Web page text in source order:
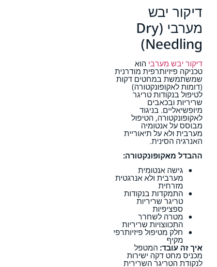
דיקור יבש
מערבי (Dry
Needling)
דיקור יבש מערבי הוא
טכניקה פיזיותרפית מודרנית
שמשתמשת במחטים דקות
(דומות לאקופונקטורה)
לטיפול בנקודות טריגר
שריריות ובכאבים
מיופשיאליים. בניגוד
לאקופונקטורה, הטיפול
מבוסס על אנטומיה
מערבית ולא על תיאוריית
האנרגיה הסינית.
ההבדל מאקופונקטורה:
גישה אנטומית
מערבית ולא אנרגטית
מזרחית
התמקדות בנקודות
טריגר שריריות
ספציפיות
מטרה לשחרר
התכווצויות שריריות
חלק מטיפול פיזיותרפי
מקיף
איך זה עובד: המטפל
מכניס מחט דקה ישירות
לנקודת הטריגר השרירית